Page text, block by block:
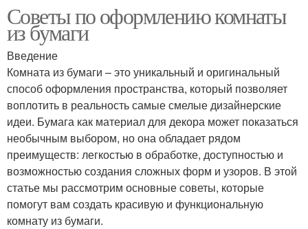
Советы по оформлению комнаты
из бумаги
Введение
Комната из бумаги – это уникальный и оригинальный
способ оформления пространства, который позволяет
воплотить в реальность самые смелые дизайнерские
идеи. Бумага как материал для декора может показаться
необычным выбором, но она обладает рядом
преимуществ: легкостью в обработке, доступностью и
возможностью создания сложных форм и узоров. В этой
статье мы рассмотрим основные советы, которые
помогут вам создать красивую и функциональную
комнату из бумаги.